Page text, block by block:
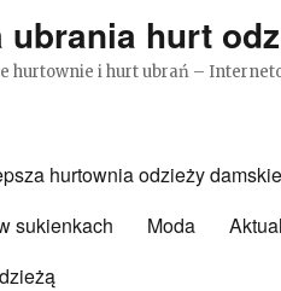
ubrania hurt
hurtownie i hurt ubrań –
hurtownia odzieży
sukienkach
Moda